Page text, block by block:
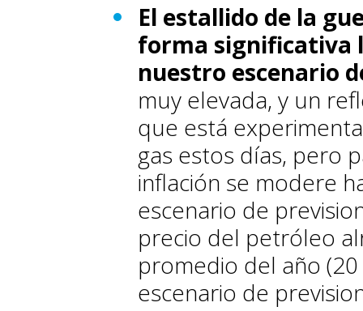
El estallido de la
forma significativa
nuestro escenario
muy elevada, y un
que está
gas estos días, pero
inflación se modere
escenario de
precio del petróleo
promedio del año
escenario de